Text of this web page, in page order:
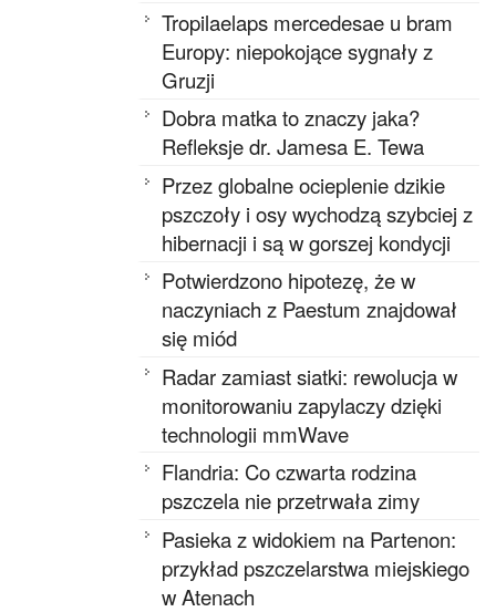
Tropilaelaps mercedesae u bram
Europy: niepokojące sygnały z
Gruzji
Dobra matka to znaczy jaka?
Refleksje dr. Jamesa E. Tewa
Przez globalne ocieplenie dzikie
pszczoły i osy wychodzą szybciej z
hibernacji i są w gorszej kondycji
Potwierdzono hipotezę, że w
naczyniach z Paestum znajdował
się miód
Radar zamiast siatki: rewolucja w
monitorowaniu zapylaczy dzięki
technologii mmWave
Flandria: Co czwarta rodzina
pszczela nie przetrwała zimy
Pasieka z widokiem na Partenon:
przykład pszczelarstwa miejskiego
w Atenach